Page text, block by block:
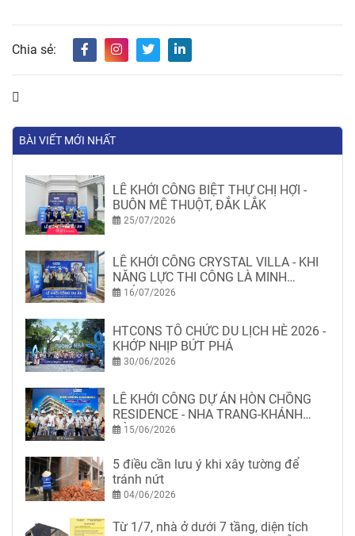
Chia sẻ:
BÀI VIẾT MỚI NHẤT
LỄ KHỞI CÔNG BIỆT THỰ CHỊ HỢI -
BUÔN MÊ THUỘT, ĐẮK LẮK
25/07/2026
LỄ KHỞI CÔNG CRYSTAL VILLA - KHI
NĂNG LỰC THI CÔNG LÀ MINH
CHỨNG
16/07/2026
HTCONS TỔ CHỨC DU LỊCH HÈ 2026 -
KHỚP NHỊP BỨT PHÁ
30/06/2026
LỄ KHỞI CÔNG DỰ ÁN HÒN CHỒNG
RESIDENCE - NHA TRANG-KHÁNH
HÒA15/06/2026
5 điều cần lưu ý khi xây tường để
tránh nứt
04/06/2026
Từ 1/7, nhà ở dưới 7 tầng, diện tích